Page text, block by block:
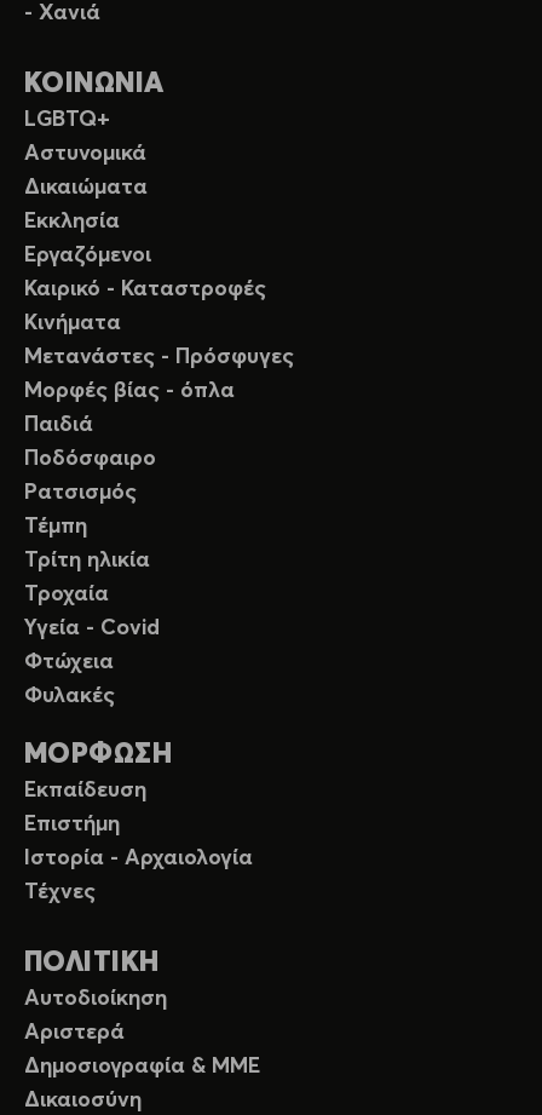
- Χανιά
ΚΟΙΝΩΝΙΑ
LGBTQ+
Αστυνομικά
Δικαιώματα
Εκκλησία
Εργαζόμενοι
Καιρικό - Καταστροφές
Κινήματα
Μετανάστες - Πρόσφυγες
Μορφές βίας - όπλα
Παιδιά
Ποδόσφαιρο
Ρατσισμός
Τέμπη
Τρίτη ηλικία
Τροχαία
Υγεία - Covid
Φτώχεια
Φυλακές
ΜΟΡΦΩΣΗ
Εκπαίδευση
Επιστήμη
Ιστορία - Αρχαιολογία
Τέχνες
ΠΟΛΙΤΙΚΗ
Αυτοδιοίκηση
Αριστερά
Δημοσιογραφία & ΜΜΕ
Δικαιοσύνη